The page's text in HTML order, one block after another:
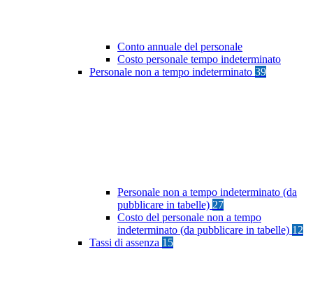
Conto annuale del personale
Costo personale tempo indeterminato
Personale non a tempo indeterminato 39
Personale non a tempo indeterminato (da
pubblicare in tabelle) 27
Costo del personale non a tempo
indeterminato (da pubblicare in tabelle) 12
Tassi di assenza 15